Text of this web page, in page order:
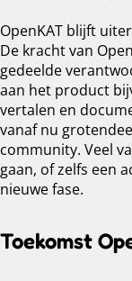
OpenKAT blijft
De kracht van
gedeelde
aan het product
vertalen en
vanaf nu
community. Veel
gaan, of zelfs een
nieuwe fase.
Toekomst